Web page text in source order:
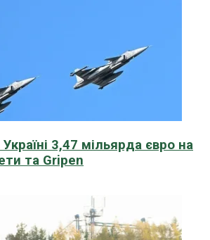
3,47 мільярда євро на
та Gripen